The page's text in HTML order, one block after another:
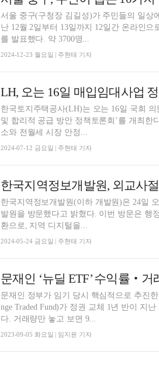
서울 중구(구청장 김길성)가 주민들의 일상
난 12월 2일부터 13일까지 12일간 온라인으
를 발표했다. 약 3700명...
2024-12-23 월요일 | 주현태 기자
LH, 오는 16일 매입임대사업
한국토지주택공사(LH)는 오는 16일 국회
및 합리적 공급 방안 정책토론회’를 개최한다고 12일 밝혔다. 최근
소와 전월세 시장 안정...
2024-07-12 금요일 | 주현태 기자
한국지역정보개발원(이하 개발원)은 24일
발원을 방문했다고 밝혔다. 이번 방문은 행정안전부 초청 주한 외교사절단 정책 설명회의 일
환으로, 지역 디지털을...
2024-05-24 금요일 | 주현태 기자
문재인 정부가 임기 당시 핵심적으로 추진
nge Traded Fund)가 정권 교체 1년 반이 지
다. 거래량만 놓고 보면 9...
2023-09-05 화요일 | 임지윤 기자